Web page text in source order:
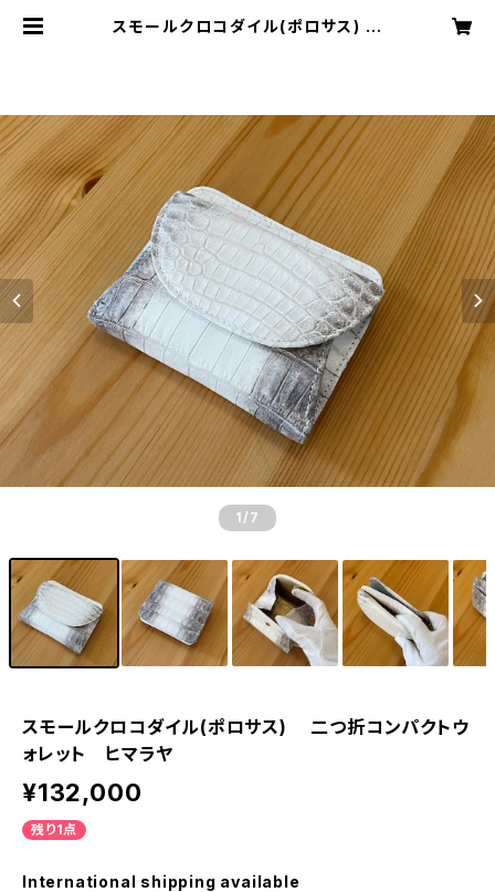
スモールクロコダイル(ポロサス)
1 /7
スモールクロコダイル(ポロサス) 二つ折コンパクトウ
ォレット ヒマラヤ
¥132,000
残り1点
International shipping available